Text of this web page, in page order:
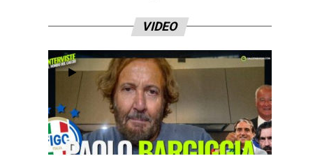
VIDEO